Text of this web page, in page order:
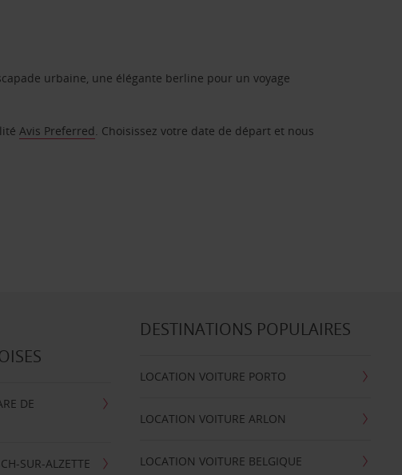
urbaine, une élégante berline pour un voyage
Avis Preferred. Choisissez votre date de départ et nous
DE
SUR-ALZETTE
DESTINATIONS POPULAIRES
LOCATION VOITURE PORTO
LOCATION VOITURE ARLON
LOCATION VOITURE BELGIQUE